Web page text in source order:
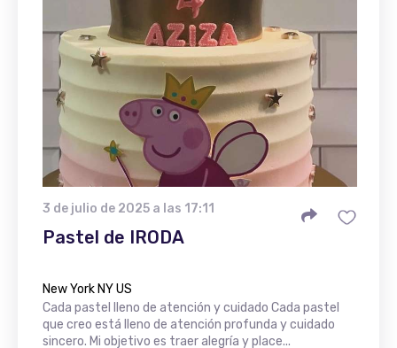
3 de julio de 2025 a las 17:11
Pastel de IRODA
New York NY US
Cada pastel lleno de atención y cuidado Cada pastel
que creo está lleno de atención profunda y cuidado
sincero. Mi objetivo es traer alegría y place...